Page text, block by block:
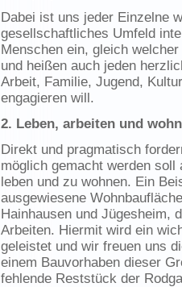
Dabei ist uns jeder Einzelne
gesellschaftliches Umfeld
Menschen ein, gleich
und heißen auch jeden
Arbeit, Familie, Jugend,
engagieren will.
2. Leben, arbeiten und
Direkt und pragmatisch
möglich gemacht werden
leben und zu wohnen. Ein
ausgewiesene
Hainhausen und Jügesheim,
Arbeiten. Hiermit wird ein
geleistet und wir freuen uns
einem Bauvorhaben dieser
fehlende Reststück der